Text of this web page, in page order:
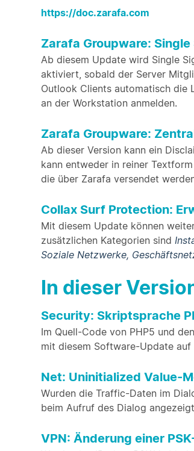
https://doc.zarafa.com
Zarafa Groupware:
Ab diesem Update wird Single
aktiviert, sobald der Server
Outlook Clients automatisch die
an der Workstation anmelden.
Zarafa Groupware:
Ab dieser Version kann ein
kann entweder in reiner
die über Zarafa versendet
Collax Surf Protection:
Mit diesem Update können
zusätzlichen Kategorien sind
Soziale Netzwerke,
In dieser
Security: Skriptsprache
Im Quell-Code von PHP5 und
mit diesem Software-Update auf
Net: Uninitialized Value-
Wurden die Traffic-Daten im
beim Aufruf des Dialog
VPN: Änderung einer